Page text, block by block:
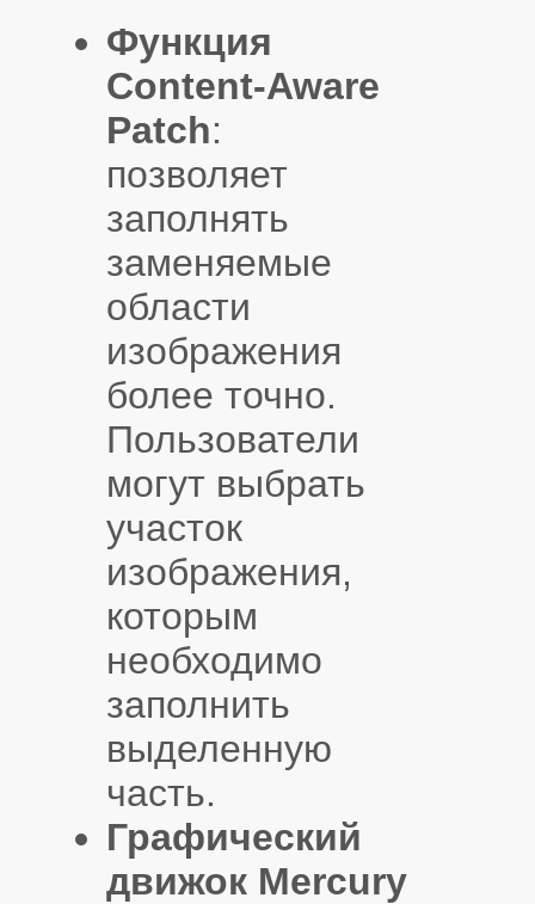
Функция
Content-Aware
Patch:
позволяет
заполнять
заменяемые
области
изображения
более точно.
Пользователи
могут выбрать
участок
изображения,
которым
необходимо
заполнить
выделенную
часть.
Графический
движок Mercury